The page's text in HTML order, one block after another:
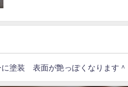
に塗装 表面が艶っぽくなります＾